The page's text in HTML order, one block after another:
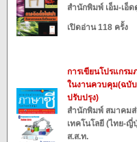
สำนักพิมพ์ เอ็ม-เอ็ด
เปิดอ่าน 118 ครั้ง
การเขียนโปรแกรม
ในงานควบคุม(ฉบับ
ปรับปรุง)
สำนักพิมพ์ สมาคมส่
เทคโนโลยี (ไทย-ญี่
ส.ส.ท.